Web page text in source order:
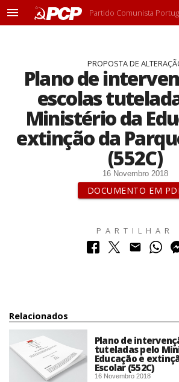
M
Partido Comunista
PROPOSTA DE
Plano de
escolas
Ministério da
extinção da
(552C)
16 Novembro 2018
DOCUMENTO EM
PARTILHAR
Relacionados
Plano de
tuteladas pelo
Educação e
Escolar (552C)
16 Novembro 2018